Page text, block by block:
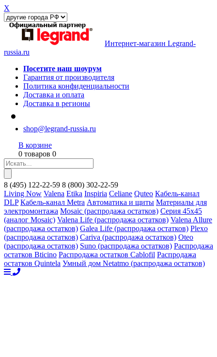
X
Интернет-магазин Legrand-
russia.ru
Посетите наш шоурум
Гарантия от производителя
Политика конфиденциальности
Доставка и оплата
Доставка в регионы
shop@legrand-russia.ru
В корзине
0 товаров 0
8 (495) 122-22-59 8 (800) 302-22-59
Living Now Valena Etika Inspiria Celiane Quteo Кабель-канал
DLP Кабель-канал Metra Автоматика и щиты Материалы для
электромонтажа Mosaic (распродажа остатков) Серия 45х45
(аналог Mosaic) Valena Life (распродажа остатков) Valena Allure
(распродажа остатков) Galea Life (распродажа остатков) Plexo
(распродажа остатков) Cariva (распродажа остатков) Oteo
(распродажа остатков) Suno (распродажа остатков) Распродажа
остатков Bticino Распродажа остатков Cablofil Распродажа
остатков Quintela Умный дом Netatmo (распродажа остатков)